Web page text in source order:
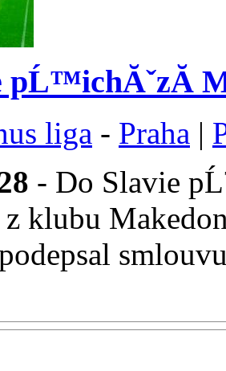
pĹ™ichĂˇzĂ­
liga - Praha |
- Do Slavie
klubu